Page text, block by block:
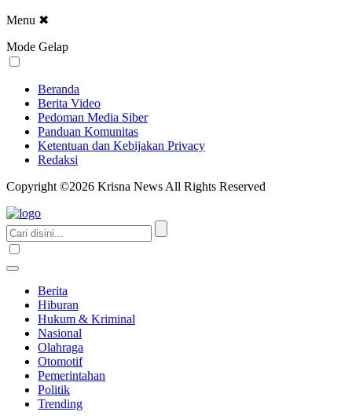
Menu ✖
Mode Gelap
Beranda
Berita Video
Pedoman Media Siber
Panduan Komunitas
Ketentuan dan Kebijakan Privacy
Redaksi
Copyright ©2026 Krisna News All Rights Reserved
Berita
Hiburan
Hukum & Kriminal
Nasional
Olahraga
Otomotif
Pemerintahan
Politik
Trending